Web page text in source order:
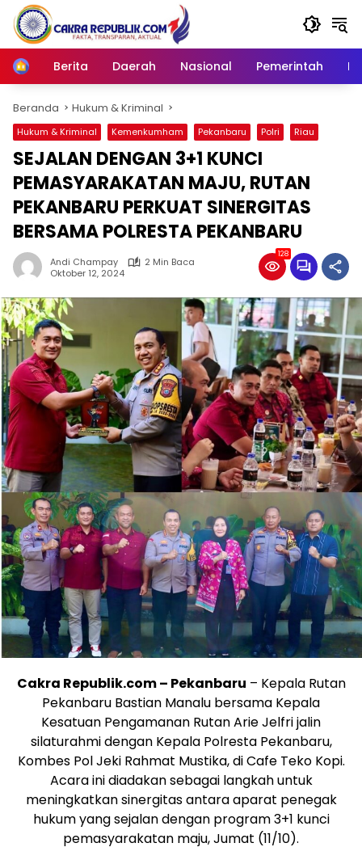
Langsung
konten
Home
Berita Daerah Nasional Pemerintah
Beranda Hukum & Kriminal
Hukum & Kriminal Kemenkumham Pekanbaru Polri Riau
SEJALAN DENGAN 3+1 KUNCI
PEMASYARAKATAN MAJU, RUTAN
PEKANBARU PERKUAT SINERGITAS
BERSAMA POLRESTA PEKANBARU
Andi Champay
2 Min Baca
Oktober 12, 2024
128
Cakra Republik.com – Pekanbaru – Kepala Rutan
Pekanbaru Bastian Manalu bersama Kepala
Kesatuan Pengamanan Rutan Arie Jelfri jalin
silaturahmi dengan Kepala Polresta Pekanbaru,
Kombes Pol Jeki Rahmat Mustika, di Cafe Teko Kopi.
Acara ini diadakan sebagai langkah untuk
meningkatkan sinergitas antara aparat penegak
hukum yang sejalan dengan program 3+1 kunci
pemasyarakatan maju, Jumat (11/10).